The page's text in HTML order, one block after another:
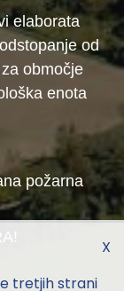
elaborata
od
območje
enota
požarna
X
tretjih strani